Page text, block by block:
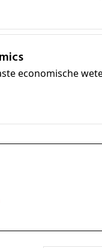
economische